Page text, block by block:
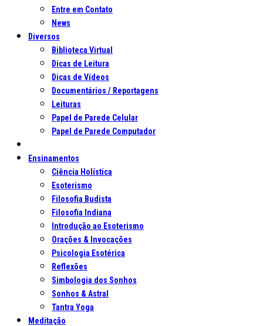
Entre em Contato
News
Diversos
Biblioteca Virtual
Dicas de Leitura
Dicas de Vídeos
Documentários / Reportagens
Leituras
Papel de Parede Celular
Papel de Parede Computador
Ensinamentos
Ciência Holística
Esoterismo
Filosofia Budista
Filosofia Indiana
Introdução ao Esoterismo
Orações & Invocações
Psicologia Esotérica
Reflexões
Simbologia dos Sonhos
Sonhos & Astral
Tantra Yoga
Meditação